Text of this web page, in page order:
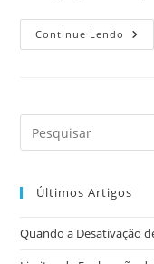
Continue Lendo
Últimos Artigos
Quando a Desativação